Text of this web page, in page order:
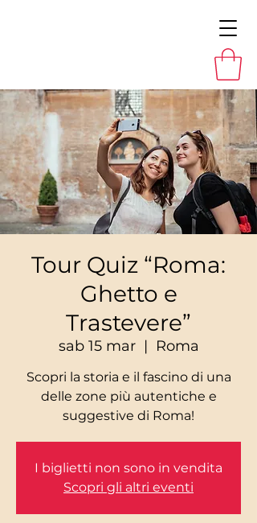
Tour Quiz “Roma:
Ghetto e
Trastevere”
sab 15 mar
  |
Roma
Scopri la storia e il fascino di una
delle zone più autentiche e
I biglietti non sono in vendita
Scopri gli altri eventi